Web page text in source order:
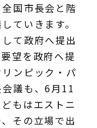
国市長会と階
ていきます。
て政府へ提出
望を政府へ提
ンピック・パ
議も、6月11
もはエストニ
その立場で出